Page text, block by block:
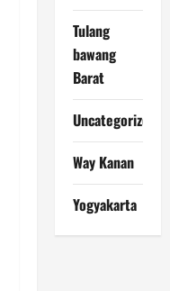
Tulang
bawang
Barat
Uncategorized
Way Kanan
Yogyakarta